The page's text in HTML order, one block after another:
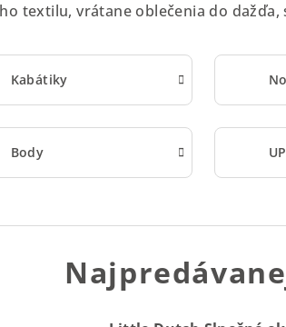
textilu, vrátane oblečenia do
Kabátiky
Body